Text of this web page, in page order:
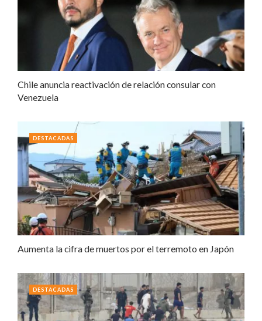
Chile anuncia reactivación de relación consular con
Venezuela
Aumenta la cifra de muertos por el terremoto en Japón
DESTACADAS
DESTACADAS